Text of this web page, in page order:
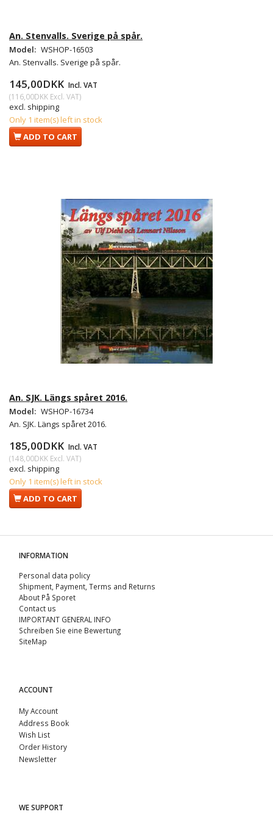
An. Stenvalls. Sverige på spår.
Model: WSHOP-16503
An. Stenvalls. Sverige på spår.
145,00DKK Incl. VAT
(116,00DKK Excl. VAT)
excl. shipping
Only 1 item(s) left in stock
ADD TO CART
An. SJK. Längs spåret 2016.
Model: WSHOP-16734
An. SJK. Längs spåret 2016.
185,00DKK Incl. VAT
(148,00DKK Excl. VAT)
excl. shipping
Only 1 item(s) left in stock
ADD TO CART
INFORMATION
Personal data policy
Shipment, Payment, Terms and Returns
About På Sporet
Contact us
IMPORTANT GENERAL INFO
Schreiben Sie eine Bewertung
SiteMap
ACCOUNT
My Account
Address Book
Wish List
Order History
Newsletter
WE SUPPORT